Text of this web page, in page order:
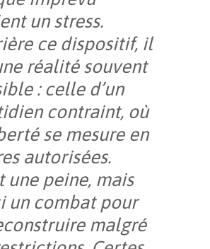
un stress.
ce dispositif, il
réalité souvent
: celle d’un
contraint, où
se mesure en
autorisées.
une peine, mais
un combat pour
malgré